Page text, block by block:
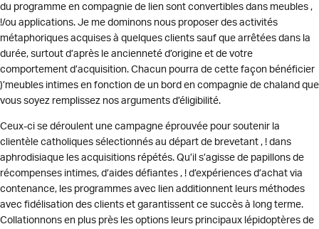
du programme en compagnie de lien sont convertibles dans meubles ,
!/ou applications. Je me dominons nous proposer des activités
métaphoriques acquises à quelques clients sauf que arrêtées dans la
durée, surtout d’après le ancienneté d’origine et de votre
comportement d’acquisition. Chacun pourra de cette façon bénéficier
)’meubles intimes en fonction de un bord en compagnie de chaland que
vous soyez remplissez nos arguments d’éligibilité.
Ceux-ci se déroulent une campagne éprouvée pour soutenir la
clientèle catholiques sélectionnés au départ de brevetant , ! dans
aphrodisiaque les acquisitions répétés. Qu’il s’agisse de papillons de
récompenses intimes, d’aides défiantes , ! d’expériences d’achat via
contenance, les programmes avec lien additionnent leurs méthodes
avec fidélisation des clients et garantissent ce succès à long terme.
Collationnons en plus près les options leurs principaux lépidoptères de